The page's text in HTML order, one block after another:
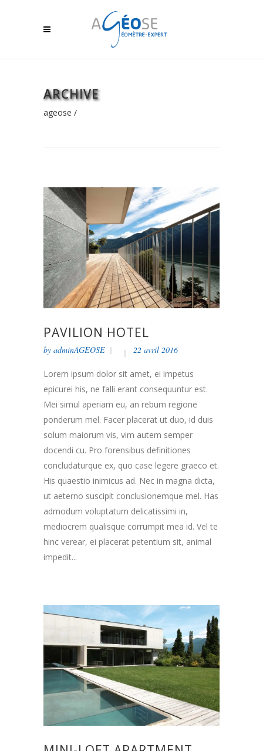
ARCHIVE
ageose /
PAVILION HOTEL
by adminAGEOSE 22 avril 2016
Lorem ipsum dolor sit amet, ei impetus
epicurei his, ne falli erant consequuntur est.
Mei simul aperiam eu, an rebum regione
ponderum mel. Facer placerat ut duo, id duis
solum maiorum vis, vim autem semper
docendi cu. Pro forensibus definitiones
concludaturque ex, quo case legere graeco et.
His quaestio inimicus ad. Nec in magna dicta,
ut aeterno suscipit conclusionemque mel. Has
admodum voluptatum delicatissimi in,
mediocrem qualisque corrumpit mea id. Vel te
hinc verear, ei placerat petentium sit, animal
impedit...